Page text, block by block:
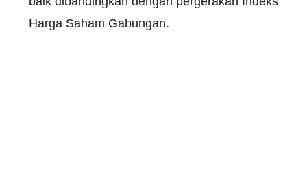
Harga Saham Gabungan.